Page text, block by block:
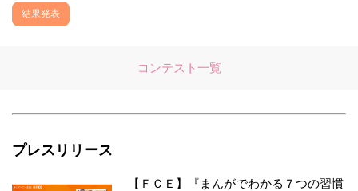
結果発表
コンテスト一覧
プレスリリース
【ＦＣＥ】『まんがでわかる７つの習慣